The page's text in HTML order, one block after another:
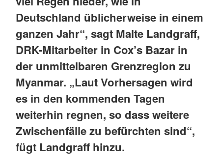
Deutschland üblicherweise in einem
ganzen Jahr“, sagt Malte Landgraff,
DRK-Mitarbeiter in Cox’s Bazar in
der unmittelbaren Grenzregion zu
Myanmar. „Laut Vorhersagen wird
es in den kommenden Tagen
weiterhin regnen, so dass weitere
Zwischenfälle zu befürchten sind“,
fügt Landgraff hinzu.